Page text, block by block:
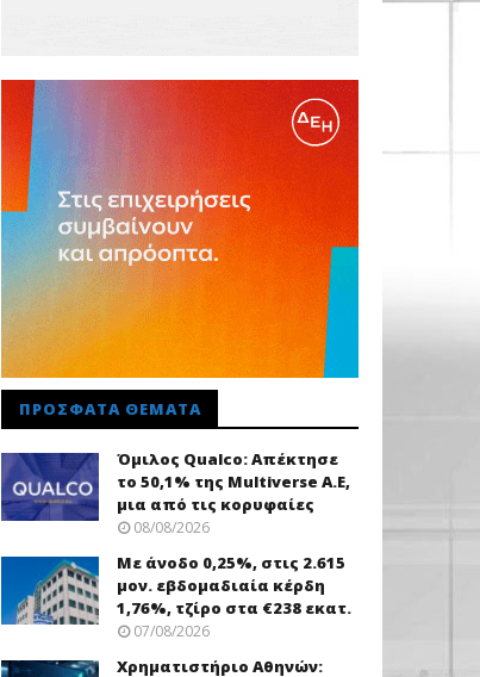
ΠΡΌΣΦΑΤΑ ΘΈΜΑΤΑ
Όμιλος Qualco: Απέκτησε
το 50,1% της Multiverse A.E,
μια από τις κορυφαίες
08/08/2026
Με άνοδο 0,25%, στις 2.615
μον. εβδομαδιαία κέρδη
1,76%, τζίρο στα €238 εκατ.
07/08/2026
Χρηματιστήριο Αθηνών: